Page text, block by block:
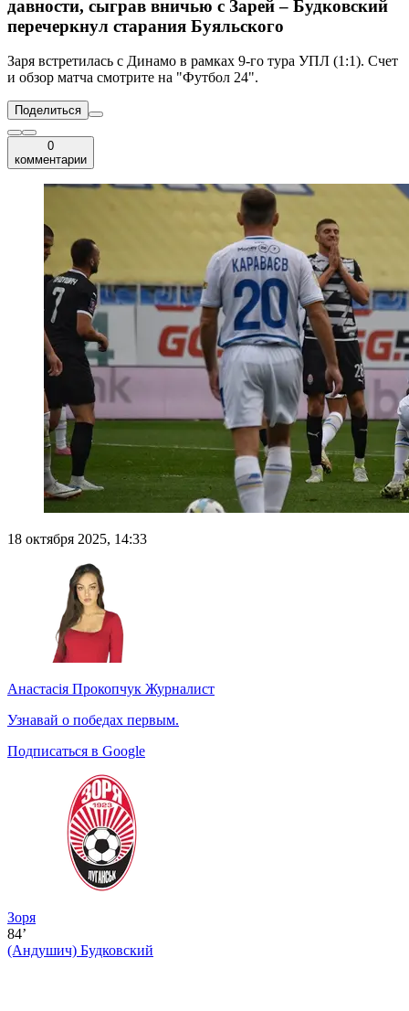
давности, сыграв вничью с Зарей – Будковский
перечеркнул старания Буяльского
Заря встретилась с Динамо в рамках 9-го тура УПЛ (1:1). Счет
и обзор матча смотрите на "Футбол 24".
Поделиться
0
комментарии
18 октября 2025, 14:33
Анастасія Прокопчук Журналист
Узнавай о победах первым.
Подписаться в Google
Зоря
84’
(Андушич) Будковский